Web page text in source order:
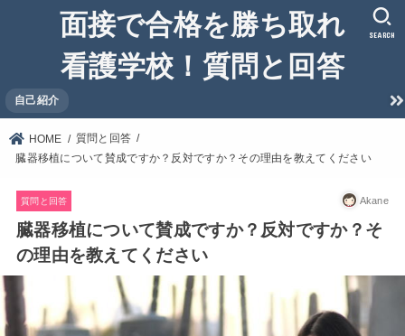
面接で合格を勝ち取れ
看護学校！質問と回答
自己紹介
SEARCH
HOME
質問と回答
臓器移植について賛成ですか？反対ですか？その理由を教えてください
質問と回答 Akane
臓器移植について賛成ですか？反対ですか？そ
の理由を教えてください